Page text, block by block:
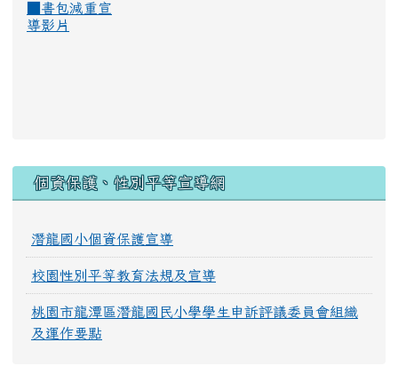
書包減重宣
導影片
個資保護、性別平等宣導網
潛龍國小個資保護宣導
校園性別平等教育法規及宣導
桃園市龍潭區潛龍國民小學學生申訴評議委員會組織
及運作要點